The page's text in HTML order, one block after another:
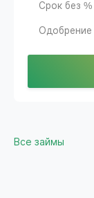
Срок без %
Одобрение
Все займы